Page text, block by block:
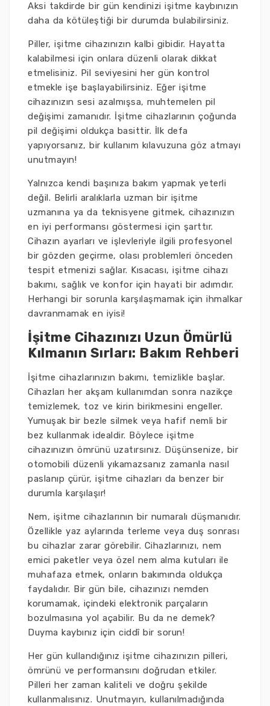
Aksi takdirde bir gün kendinizi işitme kaybınızın
daha da kötüleştiği bir durumda bulabilirsiniz.
Piller, işitme cihazınızın kalbi gibidir. Hayatta
kalabilmesi için onlara düzenli olarak dikkat
etmelisiniz. Pil seviyesini her gün kontrol
etmekle işe başlayabilirsiniz. Eğer işitme
cihazınızın sesi azalmışsa, muhtemelen pil
değişimi zamanıdır. İşitme cihazlarının çoğunda
pil değişimi oldukça basittir. İlk defa
yapıyorsanız, bir kullanım kılavuzuna göz atmayı
unutmayın!
Yalnızca kendi başınıza bakım yapmak yeterli
değil. Belirli aralıklarla uzman bir işitme
uzmanına ya da teknisyene gitmek, cihazınızın
en iyi performansı göstermesi için şarttır.
Cihazın ayarları ve işlevleriyle ilgili profesyonel
bir gözden geçirme, olası problemleri önceden
tespit etmenizi sağlar. Kısacası, işitme cihazı
bakımı, sağlık ve konfor için hayati bir adımdır.
Herhangi bir sorunla karşılaşmamak için ihmalkar
davranmamak en iyisi!
İşitme Cihazınızı Uzun Ömürlü
Kılmanın Sırları: Bakım Rehberi
İşitme cihazlarınızın bakımı, temizlikle başlar.
Cihazları her akşam kullanımdan sonra nazikçe
temizlemek, toz ve kirin birikmesini engeller.
Yumuşak bir bezle silmek veya hafif nemli bir
bez kullanmak idealdir. Böylece işitme
cihazınızın ömrünü uzatırsınız. Düşünsenize, bir
otomobili düzenli yıkamazsanız zamanla nasıl
paslanıp çürür, işitme cihazları da benzer bir
durumla karşılaşır!
Nem, işitme cihazlarının bir numaralı düşmanıdır.
Özellikle yaz aylarında terleme veya duş sonrası
bu cihazlar zarar görebilir. Cihazlarınızı, nem
emici paketler veya özel nem alma kutuları ile
muhafaza etmek, onların bakımında oldukça
faydalıdır. Bir gün bile, cihazınızı nemden
korumamak, içindeki elektronik parçaların
bozulmasına yol açabilir. Bu da ne demek?
Duyma kaybınız için ciddî bir sorun!
Her gün kullandığınız işitme cihazınızın pilleri,
ömrünü ve performansını doğrudan etkiler.
Pilleri her zaman kaliteli ve doğru şekilde
kullanmalısınız. Unutmayın, kullanılmadığında